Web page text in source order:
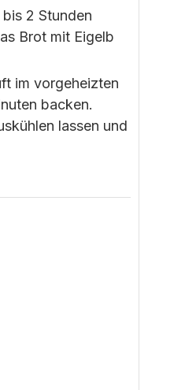
2 Stunden
Brot mit Eigelb
im vorgeheizten
backen.
lassen und